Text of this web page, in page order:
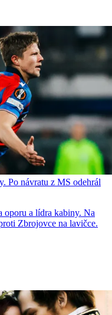
Po návratu z MS odehrál
oporu a lídra kabiny. Na
Zbrojovce na lavičce.